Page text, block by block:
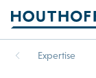
Expertise